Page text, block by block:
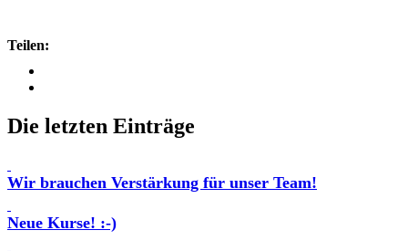
Teilen:
Die letzten Einträge
Wir brauchen Verstärkung für unser Team!
Neue Kurse! :-)